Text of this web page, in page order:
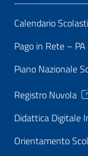
Calendario
Pago in Rete – PA
Piano Nazionale
Registro Nuvola
Didattica Digitale
Orientamento